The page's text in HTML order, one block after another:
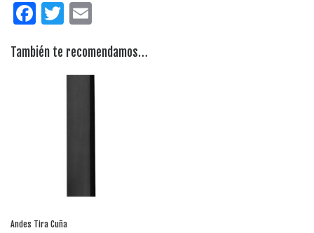
Facebook
Twitter
También te recomendamos…
Andes Tira Cuña